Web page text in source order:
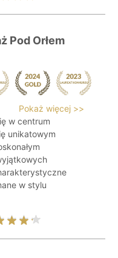
Pod Orłem
Pokaż więcej >>
w centrum
unikatowym
w stylu